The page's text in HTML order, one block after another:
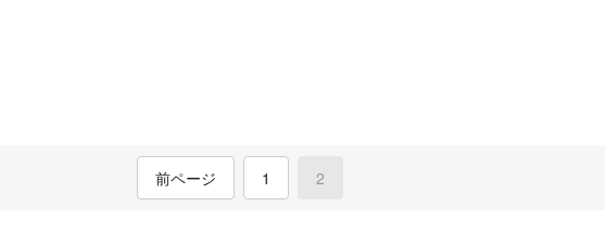
前ページ 1 2